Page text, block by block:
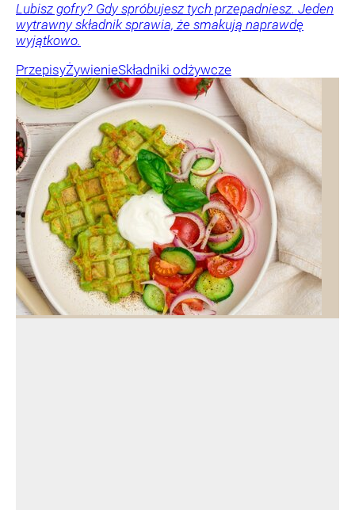
Lubisz gofry? Gdy spróbujesz tych przepadniesz. Jeden
wytrawny składnik sprawia, że smakują naprawdę
wyjątkowo.
PrzepisyŻywienieSkładniki odżywcze